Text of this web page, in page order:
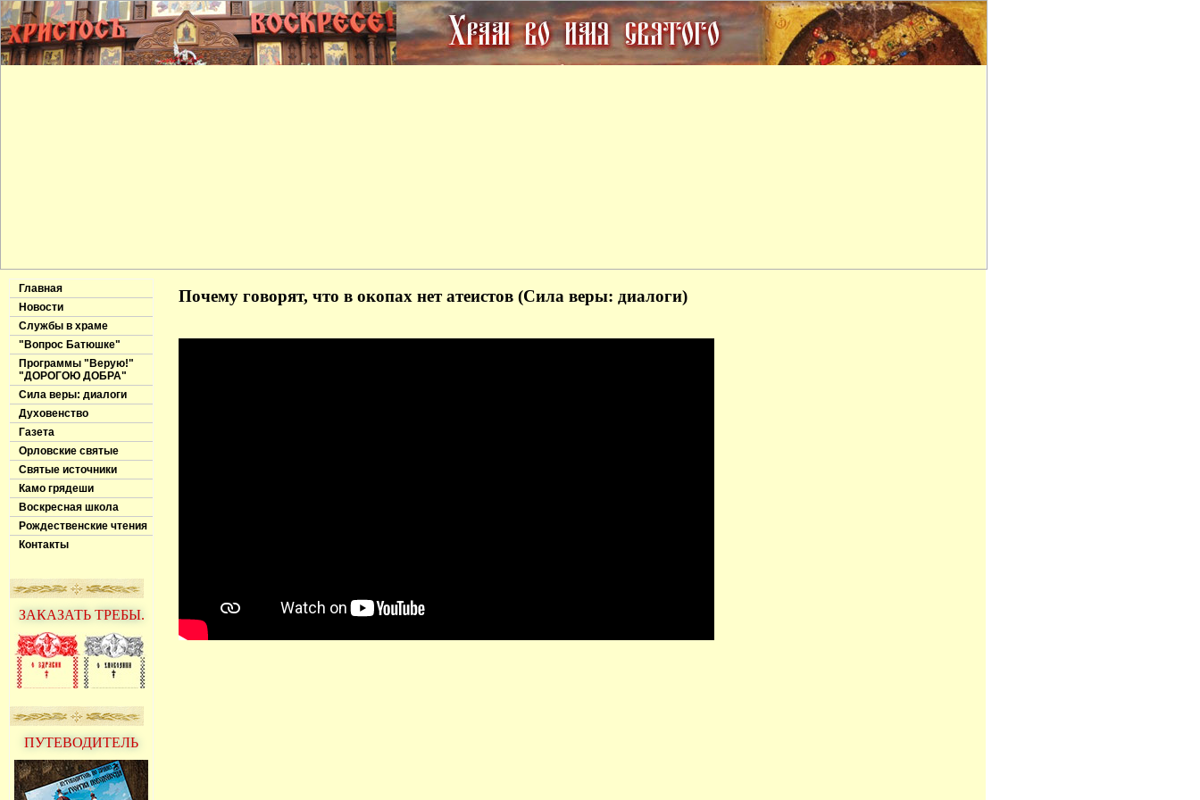
Главная
Новости
Службы в храме
"Вопрос Батюшке"
Программы "Верую!"
"ДОРОГОЮ ДОБРА"
Сила веры: диалоги
Духовенство
Газета
Орловские святые
Святые источники
Камо грядеши
Воскресная школа
Рождественские чтения
Контакты
ЗАКАЗАТЬ ТРЕБЫ.
ПУТЕВОДИТЕЛЬ
Почему говорят, что в окопах нет атеистов (Сила веры: диалоги)